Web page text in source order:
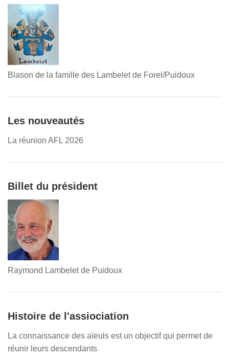
Blason de la famille des Lambelet de Forel/Puidoux
Les nouveautés
La réunion AFL 2026
Billet du président
Raymond Lambelet de Puidoux
Histoire de l'assiociation
La connaissance des aïeuls est un objectif qui permet de
réunir leurs descendants